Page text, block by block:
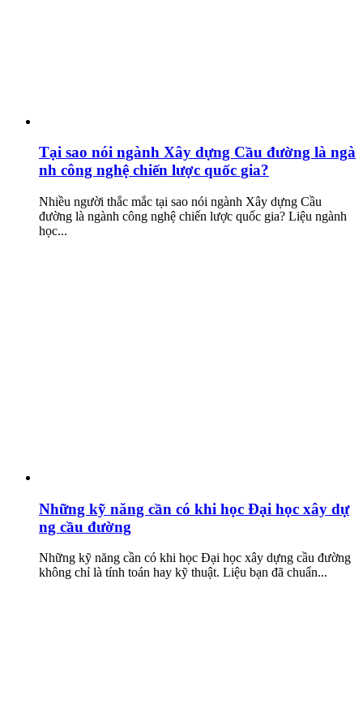
Tại sao nói ngành Xây dựng Cầu đường là ngà
nh công nghệ chiến lược quốc gia?
Nhiều người thắc mắc tại sao nói ngành Xây dựng Cầu
đường là ngành công nghệ chiến lược quốc gia? Liệu ngành
học...
Những kỹ năng cần có khi học Đại học xây dự
ng cầu đường
Những kỹ năng cần có khi học Đại học xây dựng cầu đường
không chỉ là tính toán hay kỹ thuật. Liệu bạn đã chuẩn...